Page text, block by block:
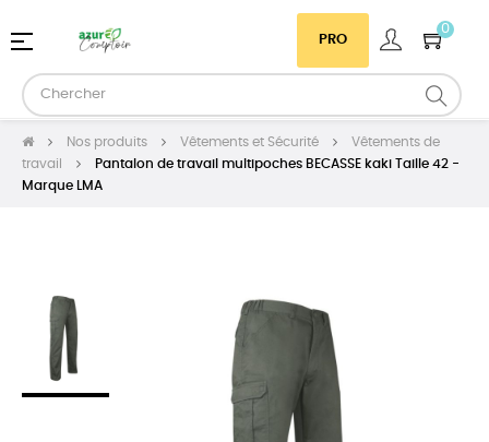
PRO
0
Basculer
navigation
☰
Nos produits Vêtements et Sécurité
Vêtements de
travail
Pantalon de travail multipoches BECASSE kaki Taille 42 -
Marque LMA